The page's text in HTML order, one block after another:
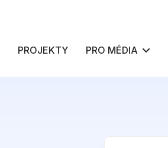
PROJEKTY PRO MÉDIA